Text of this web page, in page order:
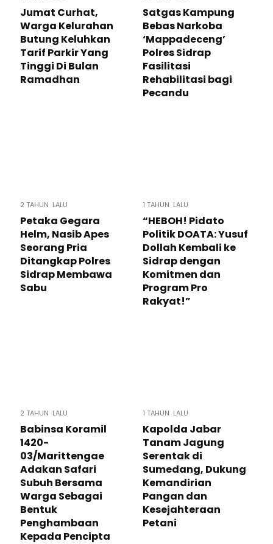
Jumat Curhat,
Warga Kelurahan
Butung Keluhkan
Tarif Parkir Yang
Tinggi Di Bulan
Ramadhan
Satgas Kampung
Bebas Narkoba
‘Mappadeceng’
Polres Sidrap
Fasilitasi
Rehabilitasi bagi
Pecandu
2 TAHUN LALU
Petaka Gegara
Helm, Nasib Apes
Seorang Pria
Ditangkap Polres
Sidrap Membawa
Sabu
1 TAHUN LALU
“HEBOH! Pidato
Politik DOATA: Yusuf
Dollah Kembali ke
Sidrap dengan
Komitmen dan
Program Pro
Rakyat!”
2 TAHUN LALU
Babinsa Koramil
1420-
03/Marittengae
Adakan Safari
Subuh Bersama
Warga Sebagai
Bentuk
Penghambaan
Kepada Pencipta
1 TAHUN LALU
Kapolda Jabar
Tanam Jagung
Serentak di
Sumedang, Dukung
Kemandirian
Pangan dan
Kesejahteraan
Petani